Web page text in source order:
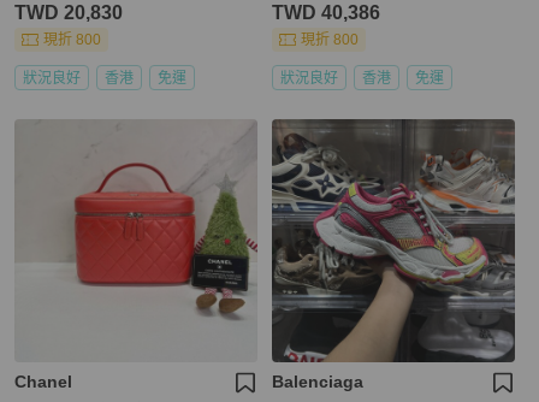
TWD 20,830
現折 800
狀況良好 香港 免運
TWD 40,386
現折 800
狀況良好 香港 免運
Chanel Balenciaga